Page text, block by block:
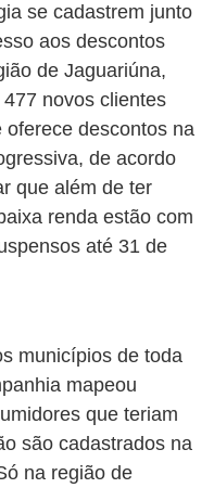
se cadastrem junto
aos descontos
de Jaguariúna,
novos clientes
descontos na
de acordo
que além de ter
renda estão com
até 31 de
municípios de toda
mapeou
que teriam
são cadastrados na
na região de